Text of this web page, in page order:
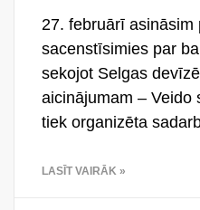
27. februārī asināsim
sacenstīsimies par
sekojot Selgas
aicinājumam – Veido
tiek organizēta
LASĪT VAIRĀK »